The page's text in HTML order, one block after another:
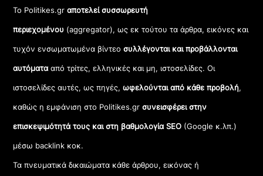
Το Politikes.grαποτελεί συσσωρευτή
περιεχομένου (aggregator), ως εκ τούτου τα άρθρα, εικόνες και
τυχόν ενσωματωμένα βίντεοσυλλέγονται και προβάλλονται
αυτόματααπό τρίτες, ελληνικές και μη, ιστοσελίδες. Οι
ιστοσελίδες αυτές, ως πηγές,ωφελούνται από κάθε προβολή,
καθώς η εμφάνιση στο Politikes.gr συνεισφέρει στην
επισκεψιμότητά τους και στη βαθμολογία SEO (Google κ.λπ.)
μέσω backlink κοκ.
Τα πνευματικά δικαιώματα κάθε άρθρου, εικόνας ή